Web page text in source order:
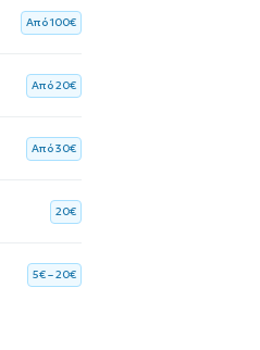
Aπό 100€
Aπό 20€
Aπό 30€
20€
5€ – 20€